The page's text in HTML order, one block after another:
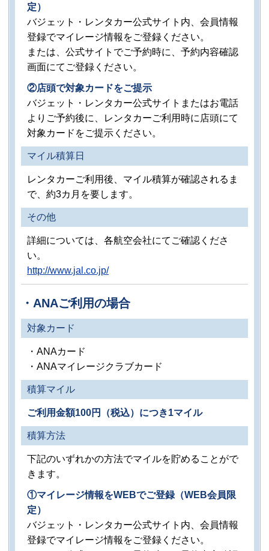
定）
バジェット・レンタカー公式サイト内、会員情報
登録でマイレージ情報をご登録ください。
または、公式サイトでご予約時に、予約内容確認
画面にてご登録ください。
②店頭で対象カードをご提示
バジェット・レンタカー公式サイトまたはお電話
よりご予約後に、レンタカーご利用時に店頭にて
対象カードをご提示ください。
マイル積算日
レンタカーご利用後、マイル積算が確認されるま
で、約3カ月を要します。
その他
詳細については、各航空会社にてご確認くださ
い。
http://www.jal.co.jp/
・ANAご利用の場合
対象カード
・ANAカード
・ANAマイレージクラブカード
積算マイル
ご利用金額100円（税込）につき1マイル
積算方法
下記のいずれかの方法でマイルを貯めることがで
きます。
①マイレージ情報をWEBでご登録（WEB会員限
定）
バジェット・レンタカー公式サイト内、会員情報
登録でマイレージ情報をご登録ください。